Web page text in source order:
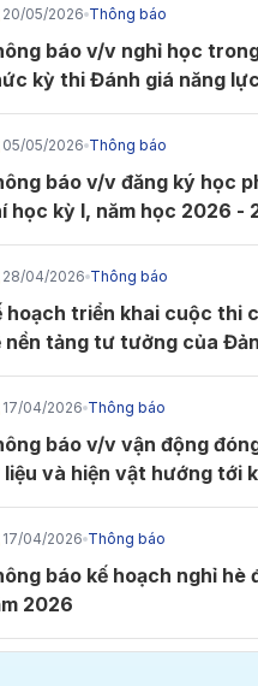
20/05/2026 Thông báo
báo v/v nghỉ học
kỳ thi Đánh giá năng
24/5/2026 tại Cụm
nghiệp TP.HCM
05/05/2026 Thông báo
báo v/v đăng ký học
học kỳ I, năm học 2026 -
28/04/2026 Thông báo
hoạch triển khai cuộc thi
nền tảng tư tưởng của
tại Đảng bộ Trường ĐH
17/04/2026 Thông báo
báo v/v vận động
và hiện vật hướng tới
thành lập Trường Đại
(11/11/1956 - 11/11/
17/04/2026 Thông báo
báo kế hoạch nghỉ hè
2026
15/07/2025
Gặp gỡ các nhà khoa
Hội thảo Quốc gia ngành
tại IUH
08h00